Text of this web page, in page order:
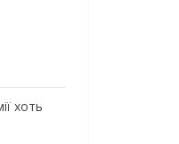
хоть